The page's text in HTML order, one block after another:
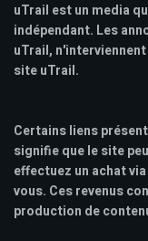
uTrail est un media
indépendant. Les
uTrail,
site uTrail.
Certains liens
signifie que le site
effectuez un achat
vous. Ces revenus
production de